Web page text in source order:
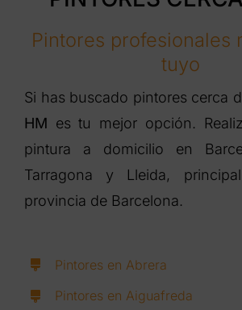
Pintores profesionales
tuyo
Si has buscado pintores cerca
HM es tu mejor opción.
pintura a domicilio en
Tarragona y Lleida,
provincia de Barcelona.
Pintores en Abrera
Pintores en Aiguafreda